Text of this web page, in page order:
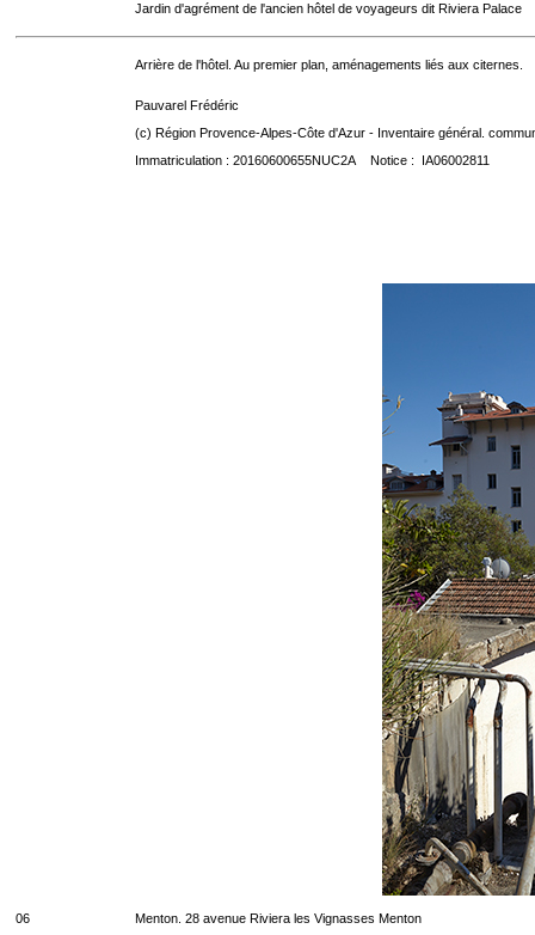
Jardin d'agrément de l'ancien hôtel de voyageurs dit Riviera Palace
Arrière de l'hôtel. Au premier plan, aménagements liés aux citernes.
Pauvarel Frédéric
(c) Région Provence-Alpes-Côte d'Azur - Inventaire général.
Immatriculation : 20160600655NUC2A Notice : IA06002811
06 Menton. 28 avenue Riviera les Vignasses Menton